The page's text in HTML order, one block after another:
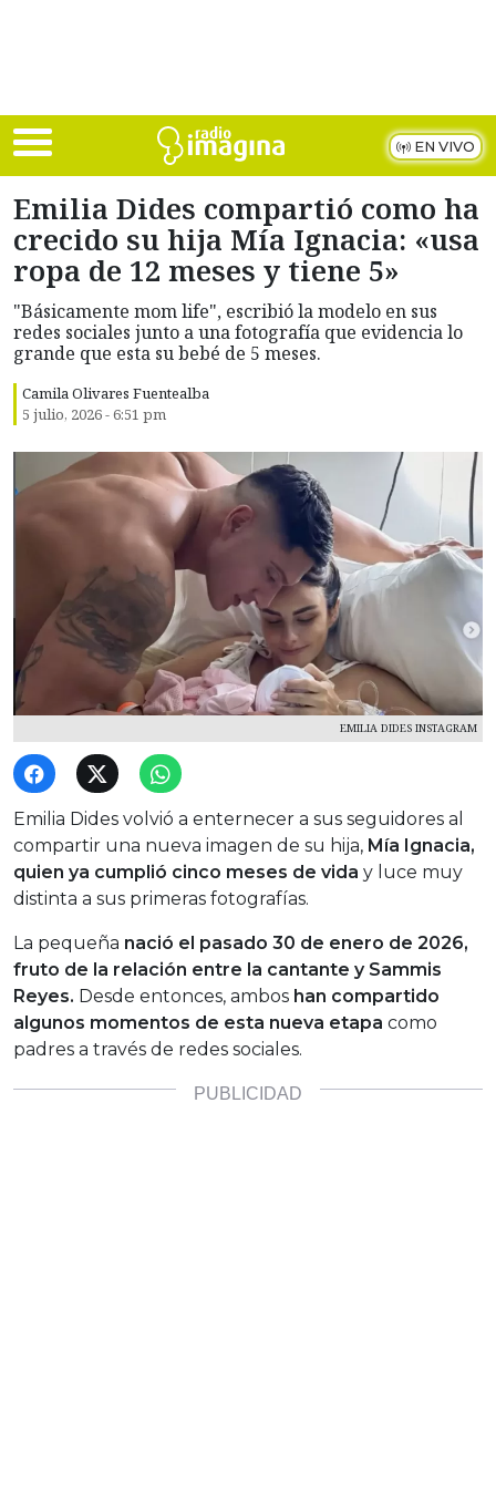
EN VIVO
Emilia Dides compartió como ha
crecido su hija Mía Ignacia: «usa
ropa de 12 meses y tiene 5»
"Básicamente mom life", escribió la modelo en sus
redes sociales junto a una fotografía que evidencia lo
grande que esta su bebé de 5 meses.
Camila Olivares Fuentealba
5 julio, 2026 - 6:51 pm
EMILIA DIDES INSTAGRAM
Emilia Dides volvió a enternecer a sus seguidores al
compartir una nueva imagen de su hija, Mía Ignacia,
quien ya cumplió cinco meses de vida y luce muy
distinta a sus primeras fotografías.
La pequeña nació el pasado 30 de enero de 2026,
fruto de la relación entre la cantante y Sammis
Reyes. Desde entonces, ambos han compartido
algunos momentos de esta nueva etapa como
padres a través de redes sociales.